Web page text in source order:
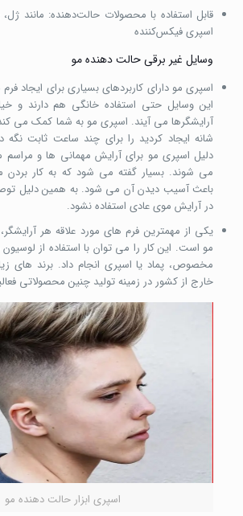
قابل استفاده با محصولات حالت‌دهنده: مانند ژل،
اسپری فیکس‌کننده
وسایل غیر برقی حالت دهنده مو
اسپری مو دارای کاربردهای بسیاری برای ایجاد
این وسایل حتی استفاده خانگی هم دارند و
آرایشگرها می آیند. اسپری مو به شما کمک می
شانه ایجاد کردید را برای چند ساعت ثابت نگه
دلیل اسپری مو برای آرایش مهمانی ها و مراسم
می شوند. بسیار گفته می شود که به کار بردن
باعث آسیب دیدن آن می شود. به همین دلیل
در آرایش موی عادی استفاده نشود.
یکی از مهمترین فرم های مورد علاقه هر
مو است. این کار را می توان با استفاده از
مخصوص، پماد یا اسپری انجام داد. برند های
خارج از کشور در زمینه تولید چنین محصولاتی
اسپری ابزار حالت دهنده مو